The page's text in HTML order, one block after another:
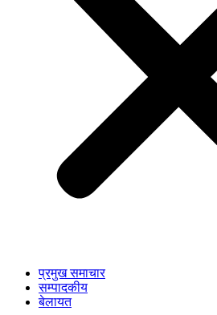
प्रमुख समाचार
सम्पादकीय
बेलायत